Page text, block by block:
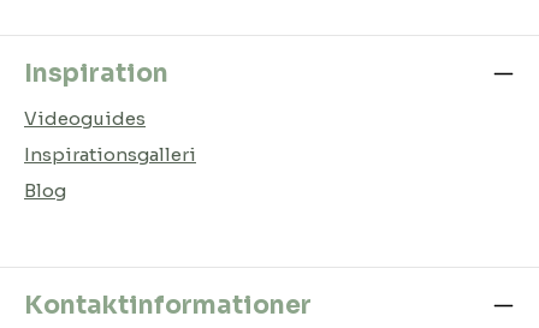
Inspiration
Videoguides
Inspirationsgalleri
Blog
Kontaktinformationer